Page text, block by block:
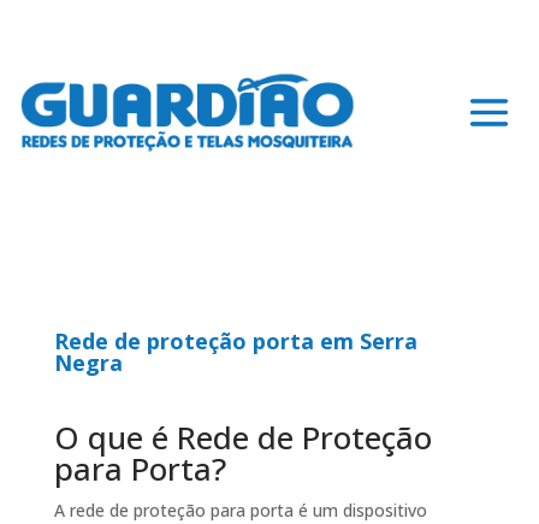
Rede de proteção porta em Serra
Negra
O que é Rede de Proteção
para Porta?
A rede de proteção para porta é um dispositivo